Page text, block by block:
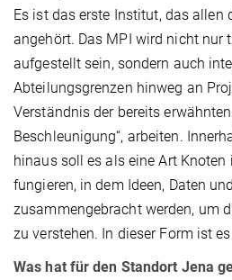
Es ist das erste Institut, das allen
angehört. Das MPI wird nicht nur
aufgestellt sein, sondern auch
Abteilungsgrenzen hinweg an
Verständnis der bereits erwähnten
Beschleunigung“, arbeiten.
hinaus soll es als eine Art Knoten
fungieren, in dem Ideen, Daten
zusammengebracht werden, um
zu verstehen. In dieser Form ist
Was hat für den Standort Jena